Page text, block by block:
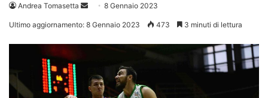
Andrea Tomasetta
Invia 8 Gennaio 2023
Ultimo aggiornamento: 8 Gennaio 2023 473 3 minuti di lettura